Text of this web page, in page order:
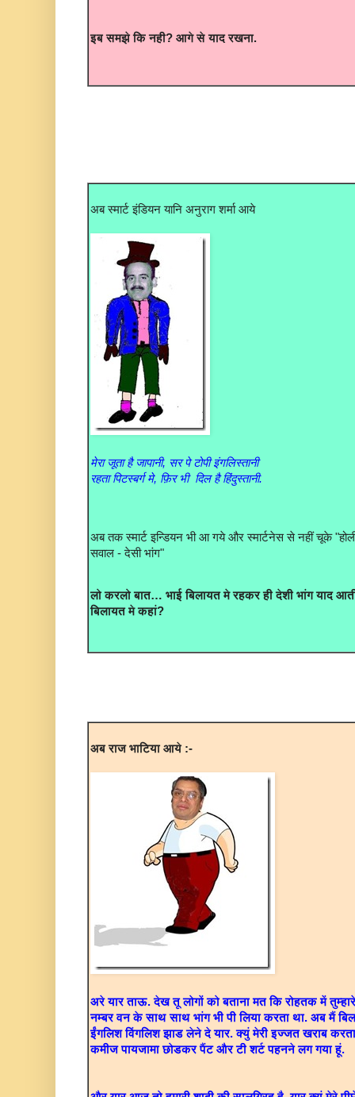
इब समझे कि नही? आगे से याद रखना.
अब स्मार्ट इंडियन यानि अनुराग शर्मा आये
मेरा जूता है जापानी, सर पे टोपी इंगलिस्तानी
रहता पिटस्बर्ग मे, फ़िर भी दिल है हिंदुस्तानी.
अब तक स्मार्ट इन्डियन भी आ गये और स्मार्टनेस से नहीं चूके
सवाल - देसी भांग"
लो करलो बात… भाई बिलायत मे रहकर ही देशी भांग याद
बिलायत मे कहां?
अब राज भाटिया आये :-
अरे यार ताऊ. देख तू लोगों को बताना मत कि रोहतक में
नम्बर वन के साथ साथ भांग भी पी लिया करता था. अब मैं
ईंगलिश विंगलिश झाड लेने दे यार. क्युं मेरी इज्जत खराब
कमीज पायजामा छोडकर पैंट और टी शर्ट पहनने लग गया हूं.